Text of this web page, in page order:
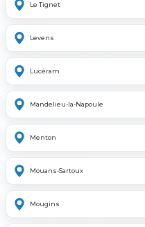
Le Tignet
Levens
Lucéram
Mandelieu-la-Napoule
Menton
Mouans-Sartoux
Mougins